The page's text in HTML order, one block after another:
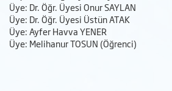
Üye: Dr. Öğr. Üyesi Onur SAYLAN
Üye: Dr. Öğr. Üyesi Üstün ATAK
Üye: Ayfer Havva YENER
Üye: Melihanur TOSUN (Öğrenci)